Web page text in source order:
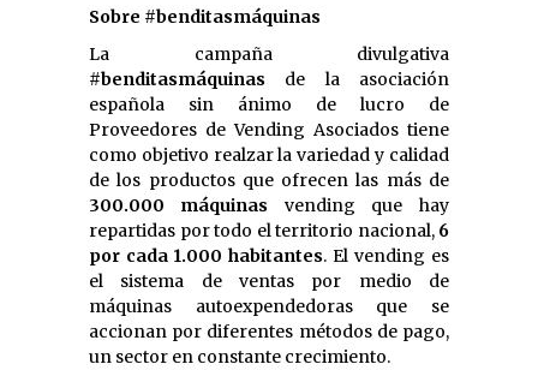
Sobre #benditasmáquinas
La campaña divulgativa
#benditasmáquinas de la asociación
española sin ánimo de lucro de
Proveedores de Vending Asociados tiene
como objetivo realzar la variedad y calidad
de los productos que ofrecen las más de
300.000 máquinas vending que hay
repartidas por todo el territorio nacional, 6
por cada 1.000 habitantes. El vending es
el sistema de ventas por medio de
máquinas autoexpendedoras que se
accionan por diferentes métodos de pago,
un sector en constante crecimiento.